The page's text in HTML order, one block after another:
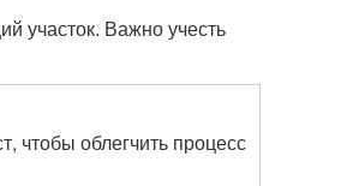
участок. Важно учесть
чтобы облегчить процесс